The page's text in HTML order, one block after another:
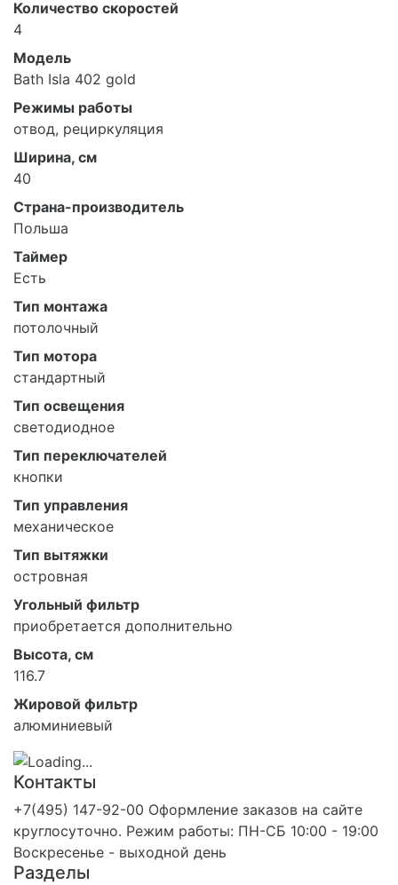
Количество скоростей
4
Модель
Bath Isla 402 gold
Режимы работы
отвод, рециркуляция
Ширина, см
40
Страна-производитель
Польша
Таймер
Есть
Тип монтажа
потолочный
Тип мотора
стандартный
Тип освещения
светодиодное
Тип переключателей
кнопки
Тип управления
механическое
Тип вытяжки
островная
Угольный фильтр
приобретается дополнительно
Высота, см
116.7
Жировой фильтр
алюминиевый
Контакты
+7(495) 147-92-00 Оформление заказов на сайте
круглосуточно. Режим работы: ПН-СБ 10:00 - 19:00
Воскресенье - выходной день
Разделы